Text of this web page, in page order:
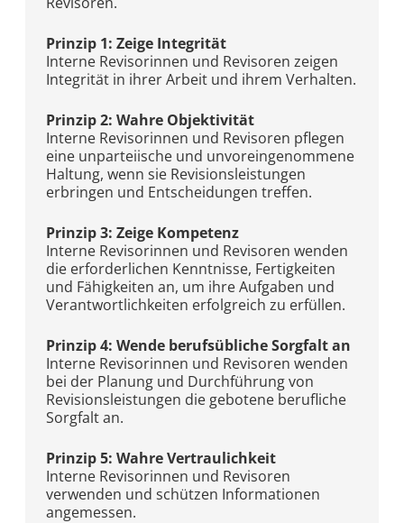
Prinzip 1: Zeige Integrität
Interne Revisorinnen und Revisoren zeigen
Integrität in ihrer Arbeit und ihrem Verhalten.
Prinzip 2: Wahre Objektivität
Interne Revisorinnen und Revisoren pflegen
eine unparteiische und unvoreingenommene
Haltung, wenn sie Revisionsleistungen
erbringen und Entscheidungen treffen.
Prinzip 3: Zeige Kompetenz
Interne Revisorinnen und Revisoren wenden
die erforderlichen Kenntnisse, Fertigkeiten
und Fähigkeiten an, um ihre Aufgaben und
Verantwortlichkeiten erfolgreich zu erfüllen.
Prinzip 4: Wende berufsübliche Sorgfalt an
Interne Revisorinnen und Revisoren wenden
bei der Planung und Durchführung von
Revisionsleistungen die gebotene berufliche
Sorgfalt an.
Prinzip 5: Wahre Vertraulichkeit
Interne Revisorinnen und Revisoren
verwenden und schützen Informationen
angemessen.